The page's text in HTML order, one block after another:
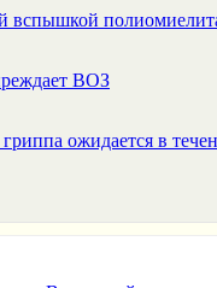
вспышкой
ВОЗ
ожидается в